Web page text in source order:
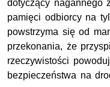
dotyczący nagannego
pamięci odbiorcy na
powstrzyma się od
przekonania, że
rzeczywistości
bezpieczeństwa na